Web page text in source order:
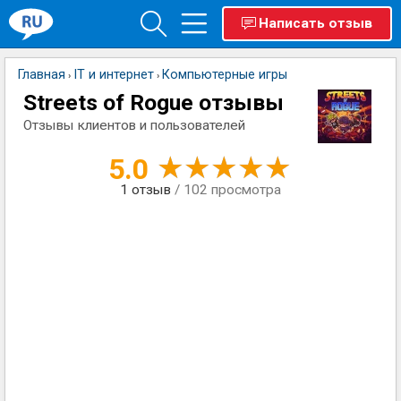
Написать отзыв
Главная › IT и интернет › Компьютерные игры
Streets of Rogue отзывы
Отзывы клиентов и пользователей
5.0
1 отзыв / 102 просмотра